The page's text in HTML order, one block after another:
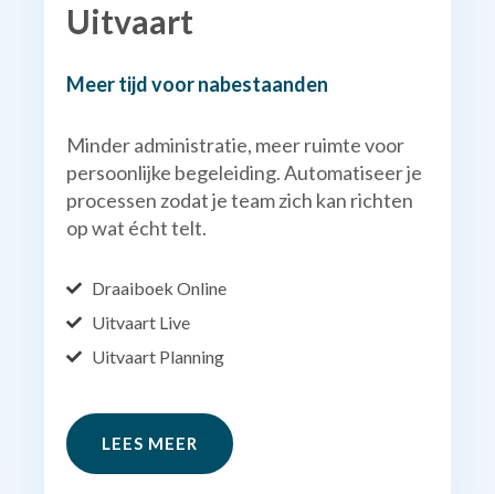
Uitvaart
Meer tijd voor nabestaanden
Minder administratie, meer ruimte voor
persoonlijke begeleiding. Automatiseer je
processen zodat je team zich kan richten
op wat écht telt.
Draaiboek Online
Uitvaart Live
Uitvaart Planning
LEES MEER